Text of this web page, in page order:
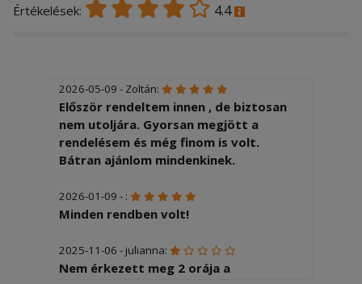
Értékelések: 4.4
2026-05-09 - Zoltán:
Először rendeltem innen , de biztosan
nem utoljára. Gyorsan megjött a
rendelésem és még finom is volt.
Bátran ajánlom mindenkinek.
2026-01-09 - :
Minden rendben volt!
2025-11-06 - julianna:
Nem érkezett meg 2 orája a